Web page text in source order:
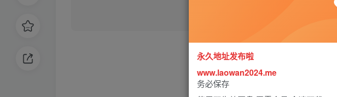
永久地址发布啦
www.laowan2024.me
务必保存